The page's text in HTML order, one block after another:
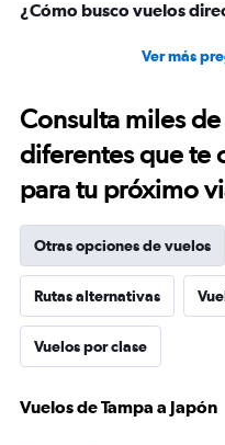
¿Cómo busco vuelos
Ver más
Consulta miles
diferentes que te
para tu próximo
Otras opciones de vuelos
Rutas alternativas
Vuelos por clase
Vuelos de Tampa a Japón